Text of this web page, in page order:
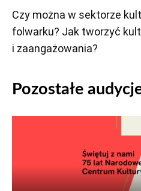
Czy można w sektorze
folwarku? Jak tworzyć
i zaangażowania?
Pozostałe